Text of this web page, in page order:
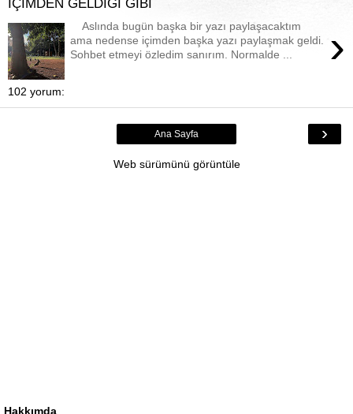
›
Aslında bugün başka bir yazı paylaşacaktım
ama nedense içimden başka yazı paylaşmak geldi.
Sohbet etmeyi özledim sanırım. Normalde ...
102 yorum:
›
Ana Sayfa
Web sürümünü görüntüle
Hakkımda